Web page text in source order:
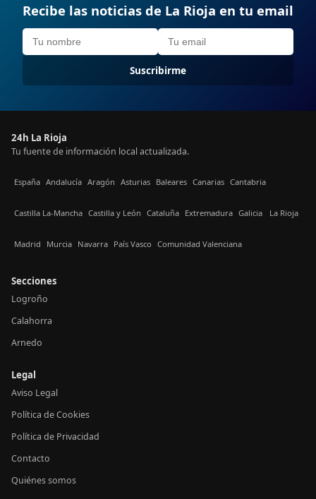
Recibe las noticias de La Rioja en tu email
Suscribirme
24h La Rioja
Tu fuente de información local actualizada.
España Andalucía Aragón Asturias Baleares Canarias Cantabria
Castilla La-Mancha Castilla y León Cataluña Extremadura Galicia La Rioja
Madrid Murcia Navarra País Vasco Comunidad Valenciana
Secciones
Logroño
Calahorra
Arnedo
Legal
Aviso Legal
Política de Cookies
Política de Privacidad
Contacto
Quiénes somos